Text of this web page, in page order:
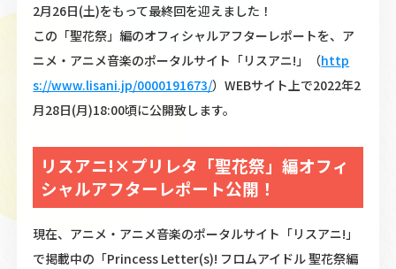
2月26日(土)をもって最終回を迎えました！
この「聖花祭」編のオフィシャルアフターレポートを、ア
ニメ・アニメ音楽のポータルサイト「リスアニ!」（http
s://www.lisani.jp/0000191673/）WEBサイト上で2022年2
月28日(月)18:00頃に公開致します。
リスアニ!×プリレタ「聖花祭」編オフィ
シャルアフターレポート公開！
現在、アニメ・アニメ音楽のポータルサイト「リスアニ!」
で掲載中の「Princess Letter(s)! フロムアイドル 聖花祭編